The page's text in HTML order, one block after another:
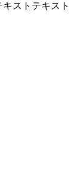
ストテキスト